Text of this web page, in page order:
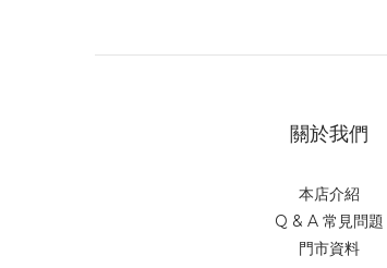
關於我們
本店介紹
Q & A 常見問題
門市資料